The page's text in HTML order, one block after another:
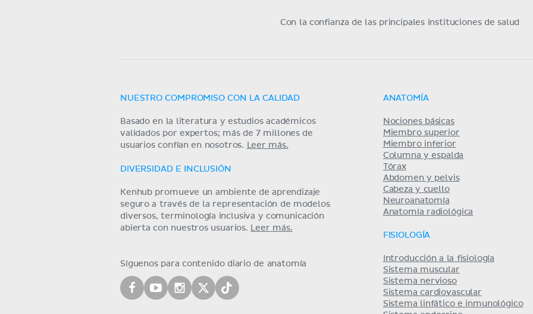
Con la confianza de las principales instituciones de salud
NUESTRO COMPROMISO CON LA CALIDAD
Basado en la literatura y estudios académicos
validados por expertos; más de 7 millones de
usuarios confían en nosotros.
Leer más.
DIVERSIDAD E INCLUSIÓN
Kenhub promueve un ambiente de aprendizaje
seguro a través de la representación de modelos
diversos, terminología inclusiva y comunicación
abierta con nuestros usuarios.
Leer más.
Síguenos para contenido diario de anatomía
ANATOMÍA
Nociones básicas
Miembro superior
Miembro inferior
Columna y espalda
Tórax
Abdomen y pelvis
Cabeza y cuello
Neuroanatomía
Anatomía radiológica
FISIOLOGÍA
Introducción a la fisiología
Sistema muscular
Sistema nervioso
Sistema cardiovascular
Sistema linfático e inmunológico